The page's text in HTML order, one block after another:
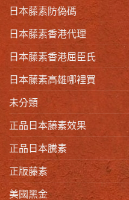
日本藤素防偽碼
日本藤素香港代理
日本藤素香港屈臣氏
日本藤素高雄哪裡買
未分類
正品日本藤素效果
正品日本騰素
正版藤素
美國黑金